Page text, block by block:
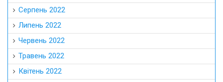
Серпень 2022
Липень 2022
Червень 2022
Травень 2022
Квітень 2022